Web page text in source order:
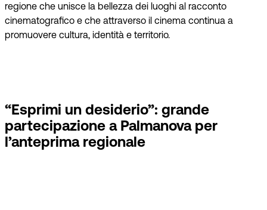
regione che unisce la bellezza dei luoghi al racconto
cinematografico e che attraverso il cinema continua a
promuovere cultura, identità e territorio.
“Esprimi un desiderio”: grande
partecipazione a Palmanova per
l’anteprima regionale